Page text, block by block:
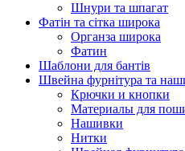
Шнури та шпагат
Фатін та сітка широка
Органза широка
Фатин
Шаблони для бантів
Швейна фурнітура та
Крючки и кнопки
Материалы для
Нашивки
Нитки